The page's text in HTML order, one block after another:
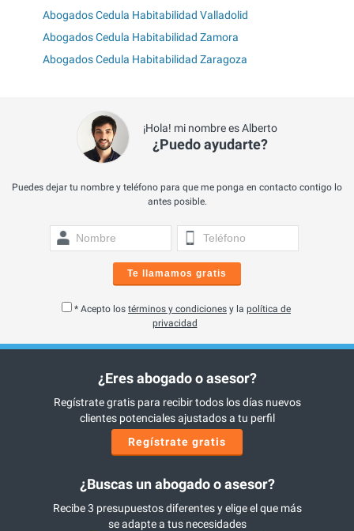
Abogados Cedula Habitabilidad Valladolid
Abogados Cedula Habitabilidad Zamora
Abogados Cedula Habitabilidad Zaragoza
¡Hola! mi nombre es Alberto
¿Puedo ayudarte?
Puedes dejar tu nombre y teléfono para que me ponga en contacto contigo lo
antes posible.
Te llamamos gratis
* Acepto los términos y condiciones y la política de
privacidad
¿Eres abogado o asesor?
Regístrate gratis para recibir todos los días nuevos
clientes potenciales ajustados a tu perfil
Regístrate gratis
¿Buscas un abogado o asesor?
Recibe 3 presupuestos diferentes y elige el que más
se adapte a tus necesidades